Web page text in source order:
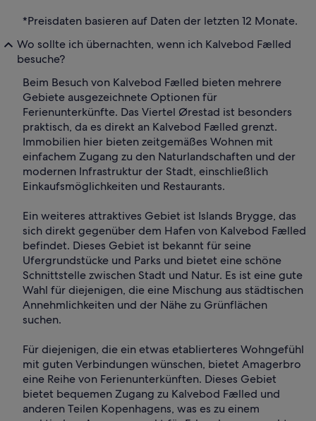
*Preisdaten basieren auf Daten der letzten 12 Monate.
Wo sollte ich übernachten, wenn ich Kalvebod Fælled
besuche?
Beim Besuch von Kalvebod Fælled bieten mehrere
Gebiete ausgezeichnete Optionen für
Ferienunterkünfte. Das Viertel Ørestad ist besonders
praktisch, da es direkt an Kalvebod Fælled grenzt.
Immobilien hier bieten zeitgemäßes Wohnen mit
einfachem Zugang zu den Naturlandschaften und der
modernen Infrastruktur der Stadt, einschließlich
Einkaufsmöglichkeiten und Restaurants.
Ein weiteres attraktives Gebiet ist Islands Brygge, das
sich direkt gegenüber dem Hafen von Kalvebod Fælled
befindet. Dieses Gebiet ist bekannt für seine
Ufergrundstücke und Parks und bietet eine schöne
Schnittstelle zwischen Stadt und Natur. Es ist eine gute
Wahl für diejenigen, die eine Mischung aus städtischen
Annehmlichkeiten und der Nähe zu Grünflächen
suchen.
Für diejenigen, die ein etwas etablierteres Wohngefühl
mit guten Verbindungen wünschen, bietet Amagerbro
eine Reihe von Ferienunterkünften. Dieses Gebiet
bietet bequemen Zugang zu Kalvebod Fælled und
anderen Teilen Kopenhagens, was es zu einem